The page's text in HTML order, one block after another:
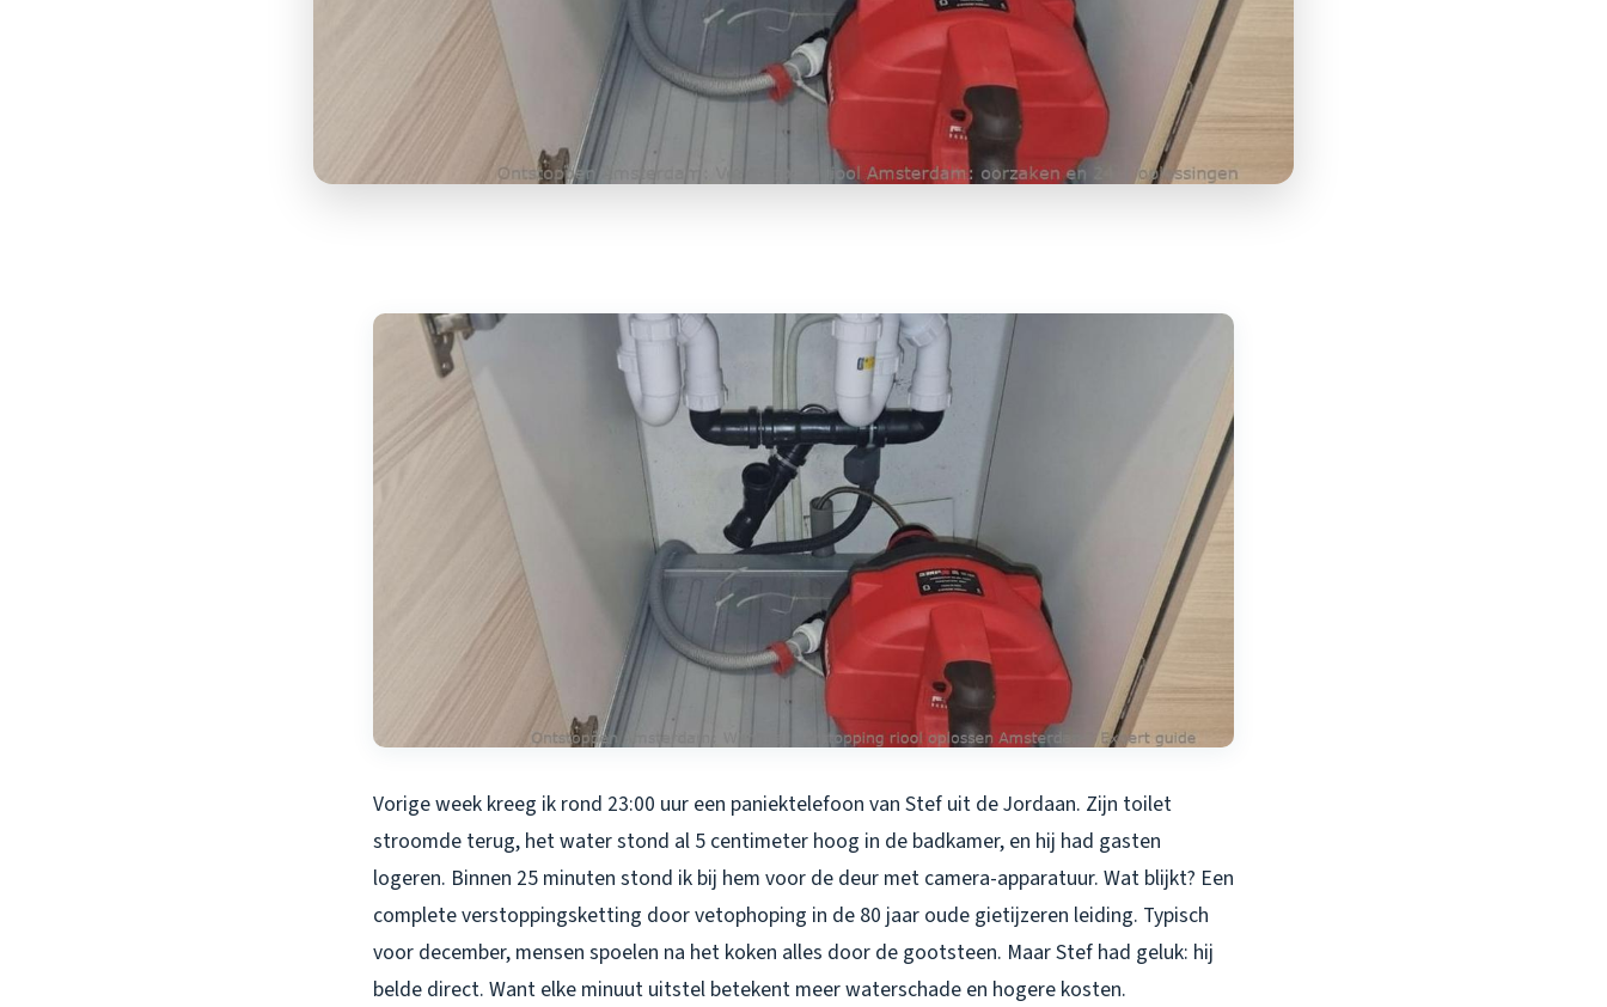
Vorige week kreeg ik rond 23:00 uur een paniektelefoon van Stef uit de Jordaan. Zijn toilet
stroomde terug, het water stond al 5 centimeter hoog in de badkamer, en hij had gasten
logeren. Binnen 25 minuten stond ik bij hem voor de deur met camera-apparatuur. Wat blijkt? Een
complete verstoppingsketting door vetophoping in de 80 jaar oude gietijzeren leiding. Typisch
voor december, mensen spoelen na het koken alles door de gootsteen. Maar Stef had geluk: hij
belde direct. Want elke minuut uitstel betekent meer waterschade en hogere kosten.